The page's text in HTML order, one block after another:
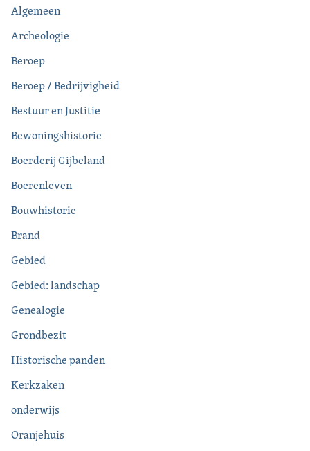
Algemeen
Archeologie
Beroep
Beroep / Bedrijvigheid
Bestuur en Justitie
Bewoningshistorie
Boerderij Gijbeland
Boerenleven
Bouwhistorie
Brand
Gebied
Gebied: landschap
Genealogie
Grondbezit
Historische panden
Kerkzaken
onderwijs
Oranjehuis